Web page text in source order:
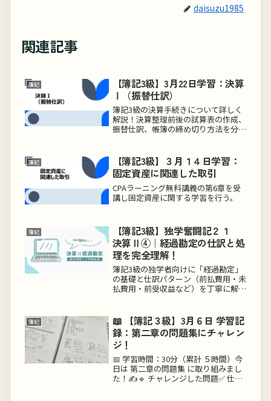
daisuzu1985
関連記事
簿記
【簿記3級】3月22日学習：決算
Ⅰ（振替仕訳）
簿記3級の決算手続きについて詳しく
解説！決算整理前後の試算表の作成、
振替仕訳、帳簿の締め切り方法を分か
う！
簿記
【簿記3級】３月１４日学習：
固定資産に関連した取引
CPAラーニング無料講義の第6章を受
講し固定資産に関する学習を行う。
簿記
【簿記3級】独学奮闘記２１
決算Ⅱ④｜経過勘定の仕訳と処
理を完全理解！
簿記3級の独学者向けに「経過勘定」
の基礎と仕訳パターン（前払費用・未
払費用・前受収益など）を丁寧に解
簿記
📖 【簿記３級】3月６日 学習記
録：第二章の問題集にチャレン
ジ！
📅 学習時間：30分（累計 ５時間）今
日は 第二章の問題集 に取り組みまし
た！✍️🔹 チャレンジした問題✅ 仕訳